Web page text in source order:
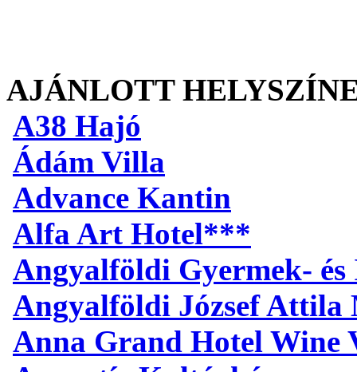
AJÁNLOTT
A38 Hajó
Ádám Villa
Advance Kantin
Alfa Art Hotel***
Angyalföldi Gyermek-
Angyalföldi József Attila
Anna Grand Hotel Wine